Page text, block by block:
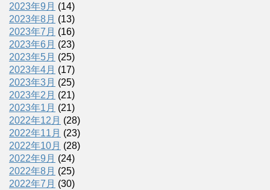
2023年9月 (14)
2023年8月 (13)
2023年7月 (16)
2023年6月 (23)
2023年5月 (25)
2023年4月 (17)
2023年3月 (25)
2023年2月 (21)
2023年1月 (21)
2022年12月 (28)
2022年11月 (23)
2022年10月 (28)
2022年9月 (24)
2022年8月 (25)
2022年7月 (30)